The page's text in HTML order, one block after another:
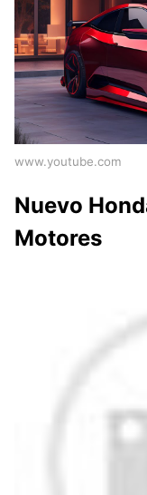
www.youtube.com
Nuevo
Motores